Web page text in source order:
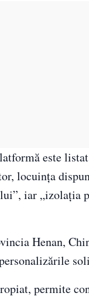
este
locuința
iar
Henan,
permite